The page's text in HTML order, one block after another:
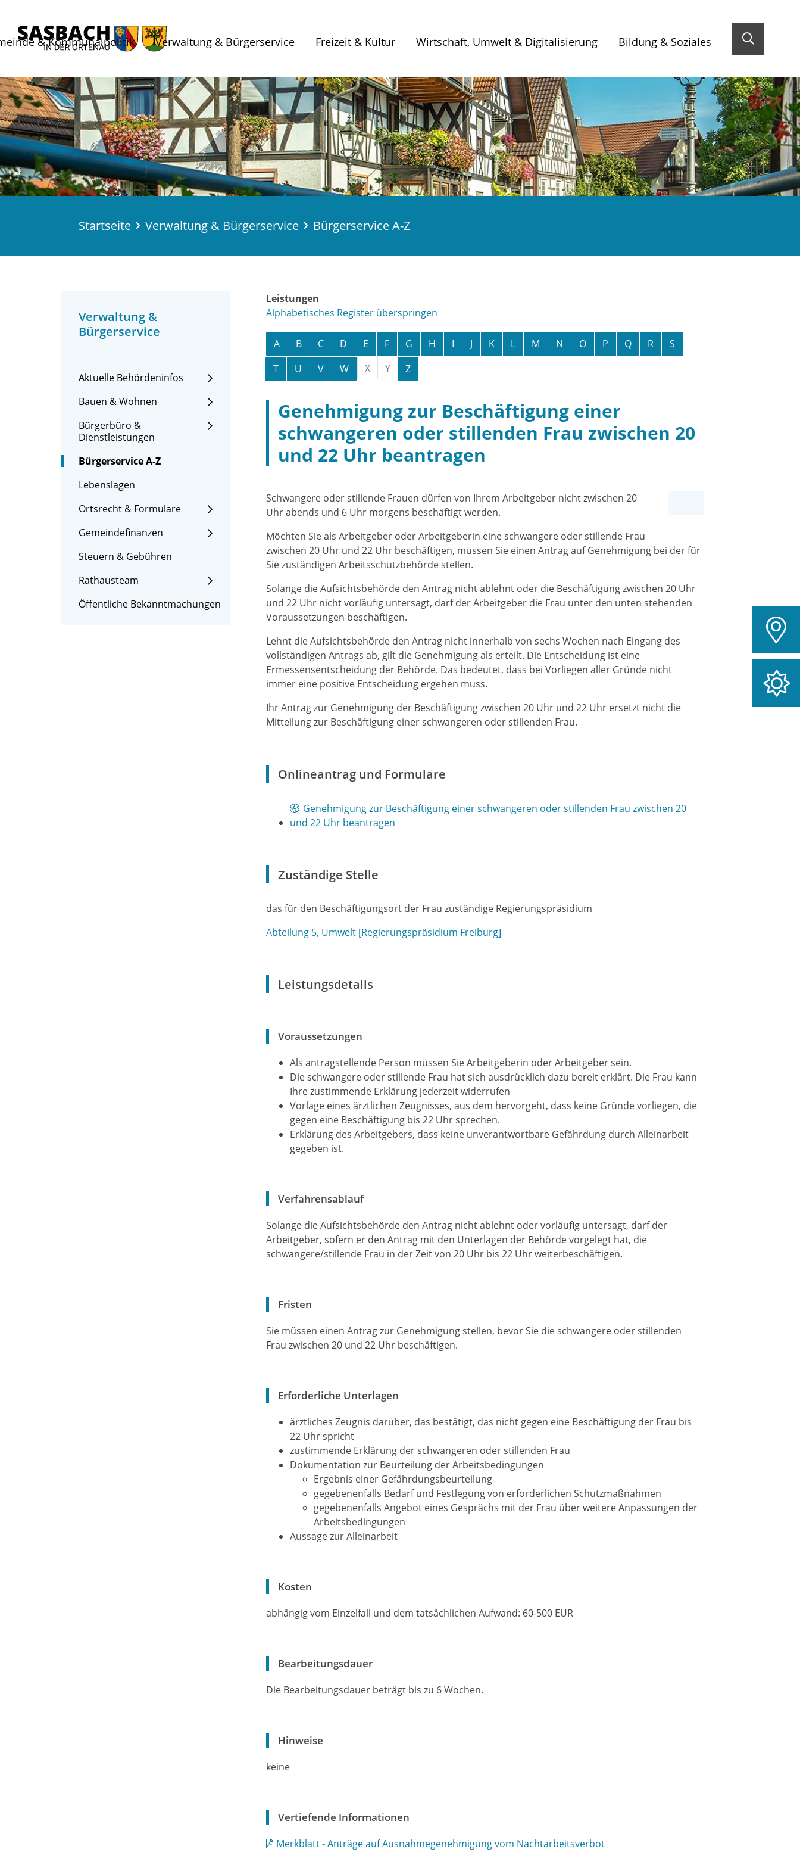
& Kommunalpolitik Verwaltung & Bürgerservice Freizeit & Kultur Wirtschaft, Umwelt & Digitalisierung Bildung & Soziales
Startseite Verwaltung & Bürgerservice Bürgerservice A-Z
Verwaltung &
Bürgerservice
Aktuelle Behördeninfos
Bauen & Wohnen
Bürgerbüro &
Dienstleistungen
Bürgerservice A-Z
Lebenslagen
Ortsrecht & Formulare
Gemeindefinanzen
Steuern & Gebühren
Rathausteam
Öffentliche Bekanntmachungen
Leistungen
Alphabetisches Register überspringen
A B C D E F G H I J K L M N O P Q R
S
T
U V W X Y Z
Genehmigung zur Beschäftigung einer
schwangeren oder stillenden Frau zwischen 20
und 22 Uhr beantragen
Schwangere oder stillende Frauen dürfen von Ihrem Arbeitgeber nicht zwischen 20
Uhr abends und 6 Uhr morgens beschäftigt werden.
Möchten Sie als Arbeitgeber oder Arbeitgeberin eine schwangere oder stillende Frau
zwischen 20 Uhr und 22 Uhr beschäftigen, müssen Sie einen Antrag auf Genehmigung bei der für
Sie zuständigen Arbeitsschutzbehörde stellen.
Solange die Aufsichtsbehörde den Antrag nicht ablehnt oder die Beschäftigung zwischen 20 Uhr
und 22 Uhr nicht vorläufig untersagt, darf der Arbeitgeber die Frau unter den unten stehenden
Voraussetzungen beschäftigen.
Lehnt die Aufsichtsbehörde den Antrag nicht innerhalb von sechs Wochen nach Eingang des
vollständigen Antrags ab, gilt die Genehmigung als erteilt. Die Entscheidung ist eine
Ermessensentscheidung der Behörde. Das bedeutet, dass bei Vorliegen aller Gründe nicht
immer eine positive Entscheidung ergehen muss.
Ihr Antrag zur Genehmigung der Beschäftigung zwischen 20 Uhr und 22 Uhr ersetzt nicht die
Mitteilung zur Beschäftigung einer schwangeren oder stillenden Frau.
Onlineantrag und Formulare
Genehmigung zur Beschäftigung einer schwangeren oder stillenden Frau zwischen 20
und 22 Uhr beantragen
Zuständige Stelle
das für den Beschäftigungsort der Frau zuständige Regierungspräsidium
Abteilung 5, Umwelt [Regierungspräsidium Freiburg]
Leistungsdetails
Voraussetzungen
Als antragstellende Person müssen Sie Arbeitgeberin oder Arbeitgeber sein.
Die schwangere oder stillende Frau hat sich ausdrücklich dazu bereit erklärt. Die Frau kann
Ihre zustimmende Erklärung jederzeit widerrufen
Vorlage eines ärztlichen Zeugnisses, aus dem hervorgeht, dass keine Gründe vorliegen, die
gegen eine Beschäftigung bis 22 Uhr sprechen.
Erklärung des Arbeitgebers, dass keine unverantwortbare Gefährdung durch Alleinarbeit
gegeben ist.
Verfahrensablauf
Solange die Aufsichtsbehörde den Antrag nicht ablehnt oder vorläufig untersagt, darf der
Arbeitgeber, sofern er den Antrag mit den Unterlagen der Behörde vorgelegt hat, die
schwangere/stillende Frau in der Zeit von 20 Uhr bis 22 Uhr weiterbeschäftigen.
Fristen
Sie müssen einen Antrag zur Genehmigung stellen, bevor Sie die schwangere oder stillenden
Frau zwischen 20 und 22 Uhr beschäftigen.
Erforderliche Unterlagen
ärztliches Zeugnis darüber, das bestätigt, das nicht gegen eine Beschäftigung der Frau bis
22 Uhr spricht
zustimmende Erklärung der schwangeren oder stillenden Frau
Dokumentation zur Beurteilung der Arbeitsbedingungen
Ergebnis einer Gefährdungsbeurteilung
gegebenenfalls Bedarf und Festlegung von erforderlichen Schutzmaßnahmen
gegebenenfalls Angebot eines Gesprächs mit der Frau über weitere Anpassungen der
Arbeitsbedingungen
Aussage zur Alleinarbeit
Kosten
abhängig vom Einzelfall und dem tatsächlichen Aufwand: 60-500 EUR
Bearbeitungsdauer
Die Bearbeitungsdauer beträgt bis zu 6 Wochen.
Hinweise
keine
Vertiefende Informationen
Merkblatt - Anträge auf Ausnahmegenehmigung vom Nachtarbeitsverbot